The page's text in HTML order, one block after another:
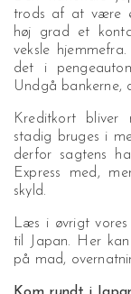
trods af at være
høj grad et
veksle
det i
Undgå bankerne,
Kreditkort bliver
stadig bruges i
derfor sagtens
Express med,
skyld.
Læs i øvrigt vores
til Japan. Her
på mad,